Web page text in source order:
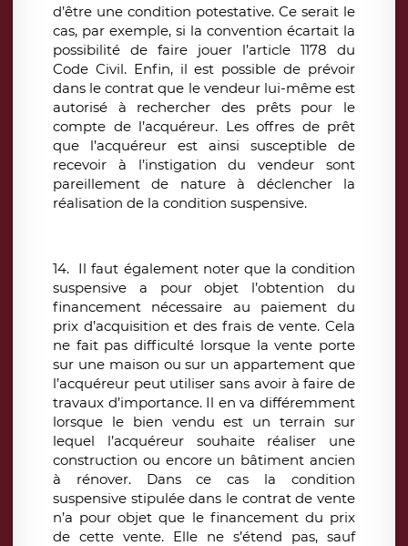
d’être une condition potestative. Ce serait le
cas, par exemple, si la convention écartait la
possibilité de faire jouer l’article 1178 du
Code Civil. Enfin, il est possible de prévoir
dans le contrat que le vendeur lui-même est
autorisé à rechercher des prêts pour le
compte de l’acquéreur. Les offres de prêt
que l’acquéreur est ainsi susceptible de
recevoir à l’instigation du vendeur sont
pareillement de nature à déclencher la
réalisation de la condition suspensive.
14. Il faut également noter que la condition
suspensive a pour objet l’obtention du
financement nécessaire au paiement du
prix d’acquisition et des frais de vente. Cela
ne fait pas difficulté lorsque la vente porte
sur une maison ou sur un appartement que
l’acquéreur peut utiliser sans avoir à faire de
travaux d’importance. Il en va différemment
lorsque le bien vendu est un terrain sur
lequel l’acquéreur souhaite réaliser une
construction ou encore un bâtiment ancien
à rénover. Dans ce cas la condition
suspensive stipulée dans le contrat de vente
n’a pour objet que le financement du prix
de cette vente. Elle ne s’étend pas, sauf